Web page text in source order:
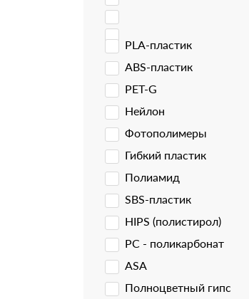
PLA-пластик
ABS-пластик
PET-G
Нейлон
Фотополимеры
Гибкий пластик
Полиамид
SBS-пластик
HIPS (полистирол)
PC - поликарбонат
ASA
Полноцветный гипс